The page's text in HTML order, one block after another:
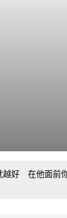
越好 在他面前